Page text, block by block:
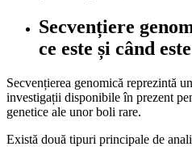
Secvențiere
ce este și când
Secvențierea genomică reprezintă
investigații disponibile în prezent
genetice ale unor boli rare.
Există două tipuri principale de